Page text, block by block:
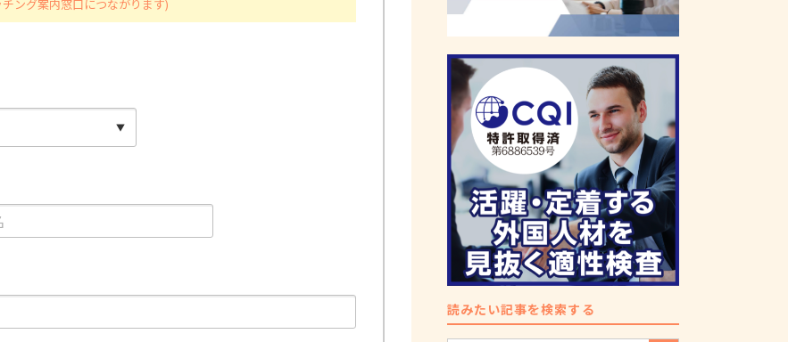
読みたい記事を検索する